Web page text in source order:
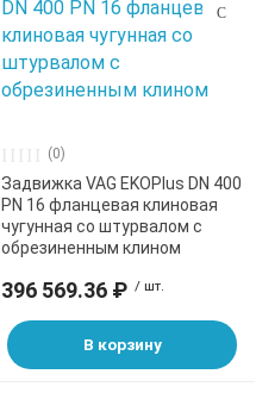
(0)
Задвижка VAG EKOPlus DN 400
PN 16 фланцевая клиновая
чугунная со штурвалом с
обрезиненным клином
396 569.36 ₽ / шт.
В корзину